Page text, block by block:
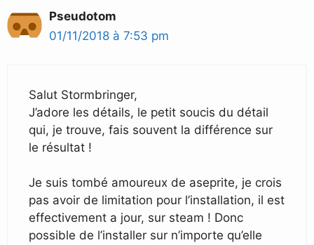
Pseudotom
01/11/2018 à 7:53 pm
Salut Stormbringer,
J’adore les détails, le petit soucis du détail
qui, je trouve, fais souvent la différence sur
le résultat !
Je suis tombé amoureux de aseprite, je crois
pas avoir de limitation pour l’installation, il est
effectivement a jour, sur steam ! Donc
possible de l’installer sur n’importe qu’elle